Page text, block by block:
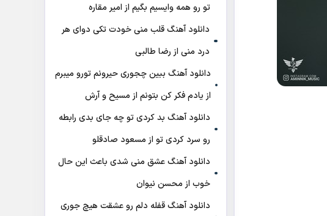
ﺗﻮ رو ﻫﻤﻪ واﻳﺴﻴﻢ ﺑﮕﻴﻢ از امیر مقاره
دانلود آهنگ قلب منی خودت تکی دوای هر
درد منی از رضا طالبی
دانلود آهنگ ببین چجوری حیرونم تورو میبرم
از یادم فکر کن بتونم از مسیح و آرش
دانلود آهنگ بد کردی تو چه جای بدی رابطه
رو سرد کردی تو از مسعود صادقلو
دانلود آهنگ عشق منی شدی باعث این حال
خوب از محسن نیوان
دانلود آهنگ قفله دلم رو عشقت هیچ جوری